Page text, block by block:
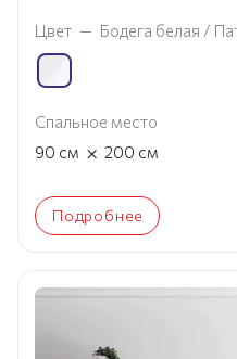
Цвет — Бодега белая /
Спальное место
90 см × 200 см
Подробнее